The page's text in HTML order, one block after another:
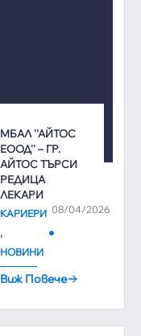
МБАЛ ''АЙТОС
ЕООД'' – ГР.
АЙТОС ТЪРСИ
РЕДИЦА
ЛЕКАРИ
08/04/2026
КАРИЕРИ
,
НОВИНИ
Виж Повече